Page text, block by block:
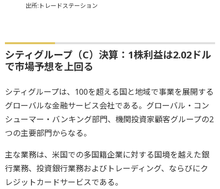
出所:トレードステーション
シティグループ（C）決算：1株利益は2.02ドル
で市場予想を上回る
シティグループは、100を超える国と地域で事業を展開する
グローバルな金融サービス会社である。グローバル・コン
シューマー・バンキング部門、機関投資家顧客グループの2
つの主要部門からなる。
主な業務は、米国での多国籍企業に対する国境を越えた銀
行業務、投資銀行業務およびトレーディング、ならびにク
レジットカードサービスである。